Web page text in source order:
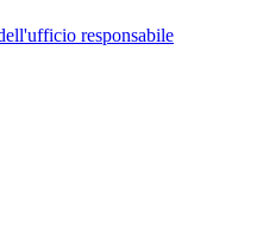
responsabile